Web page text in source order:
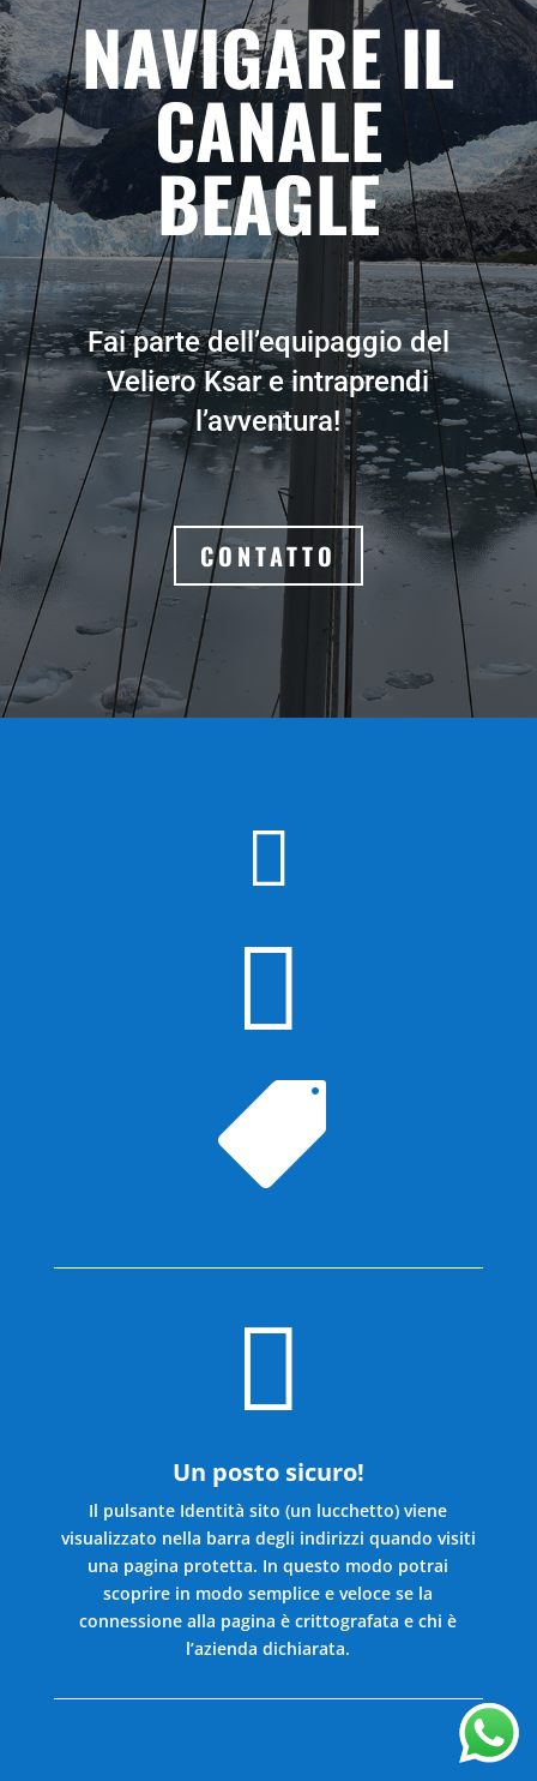
NAVIGARE IL
CANALE
BEAGLE
Fai parte dell’equipaggio del
Veliero Ksar e intraprendi
l’avventura!
CONTATTO




Un posto sicuro!
Il pulsante Identità sito (un lucchetto) viene
visualizzato nella barra degli indirizzi quando visiti
una pagina protetta. In questo modo potrai
scoprire in modo semplice e veloce se la
connessione alla pagina è crittografata e chi è
l’azienda dichiarata.